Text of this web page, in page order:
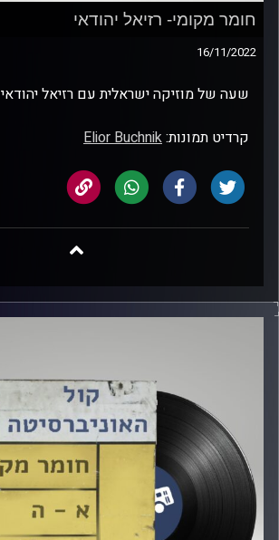
חומר מקומי- רזיאל יהודאי
16/11/2022
שעה של מוזיקה ישראלית עם רזיאל יהודאי
קרדיט תמונות:Elior Buchnik